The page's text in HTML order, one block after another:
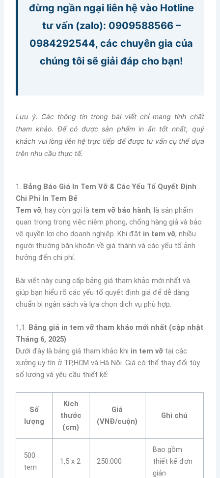
đừng ngần ngại liên hệ vào Hotline
tư vấn (zalo): 0909588566–
0984292544, các chuyên gia của
chúng tôi sẽ giải đáp cho bạn!
Lưu ý: Các thông tin trong bài viết chỉ mang tính chất
tham khảo. Để có được sản phẩm in ấn tốt nhất, quý
khách vui lòng liên hệ trực tiếp để được tư vấn cụ thể dựa
trên nhu cầu thực tế.
1. Bảng Báo Giá In Tem Vỡ & Các Yếu Tố Quyết Định
Chi Phí In Tem Bể
Tem vỡ, hay còn gọi là tem vỡ bảo hành, là sản phẩm
quan trọng trong việc niêm phong, chống hàng giả và bảo
vệ quyền lợi cho doanh nghiệp. Khi đặt in tem vỡ, nhiều
người thường băn khoăn về giá thành và các yếu tố ảnh
hưởng đến chi phí.
Bài viết này cung cấp bảng giá tham khảo mới nhất và
giúp bạn hiểu rõ các yếu tố quyết định giá để dễ dàng
chuẩn bị ngân sách và lựa chọn dịch vụ phù hợp.
1,1. Bảng giá in tem vỡ tham khảo mới nhất (cập nhật
Tháng 6, 2025)
Dưới đây là bảng giá tham khảo khi in tem vỡ tại các
xưởng uy tín ở TP,HCM và Hà Nội. Giá có thể thay đổi tùy
số lượng và yêu cầu thiết kế:
Số
lượng
Kích
thước
(cm)
Giá
(VNĐ/cuộn)
Ghi chú
500
tem
1,5 x 2 250.000
Bao gồm
thiết kế đơn
giản